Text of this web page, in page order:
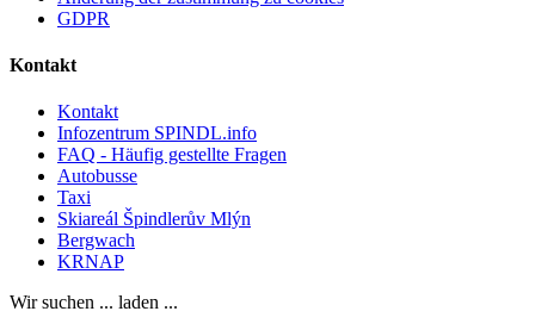
GDPR
Kontakt
Kontakt
Infozentrum SPINDL.info
FAQ - Häufig gestellte Fragen
Autobusse
Taxi
Skiareál Špindlerův Mlýn
Bergwach
KRNAP
Wir suchen ... laden ...